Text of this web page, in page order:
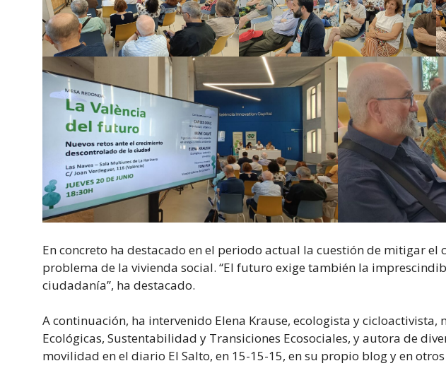
En concreto ha destacado en el periodo actual la cuestión de mitigar el
problema de la vivienda social. “El futuro exige también la
ciudadanía”, ha destacado.
A continuación, ha intervenido Elena Krause, ecologista y cicloactivista,
Ecológicas, Sustentabilidad y Transiciones Ecosociales, y autora de
movilidad en el diario El Salto, en 15-15-15, en su propio blog y en